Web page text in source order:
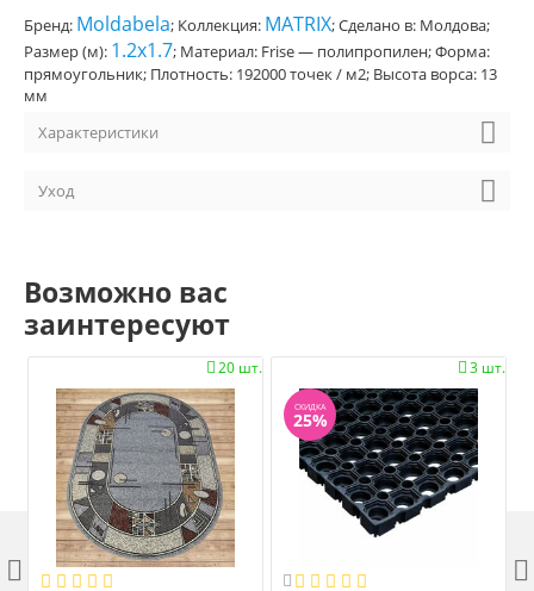
Бренд: Moldabela; Коллекция: MATRIX; Сделано в: Молдова;
Размер (м): 1.2x1.7; Материал: Frise — полипропилен; Форма:
прямоугольник; Плотность: 192000 точек / м2; Высота ворса: 13
мм
Характеристики
Уход
Возможно вас
заинтересуют
20 шт.
 3 шт.

СКИДКА
25%

 